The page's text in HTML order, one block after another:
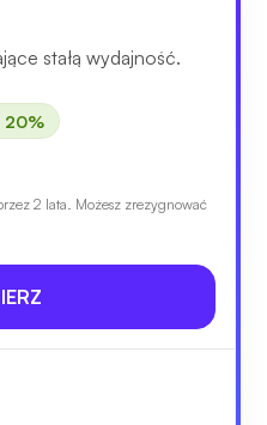
stałą wydajność.
20%
2 lata. Możesz zrezygnować